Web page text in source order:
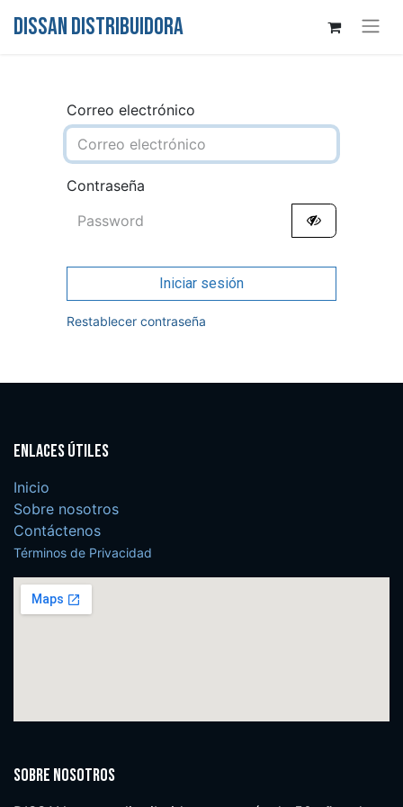
DISSAN DISTRIBUIDORA
Correo electrónico
Contraseña
Iniciar sesión
Restablecer contraseña
Enlaces útiles
Inicio
Sobre nosotros
Contáctenos
Términos de Privacidad
Sobre nosotros